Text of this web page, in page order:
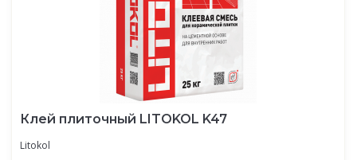
Клей плиточный LITOKOL K47
Litokol